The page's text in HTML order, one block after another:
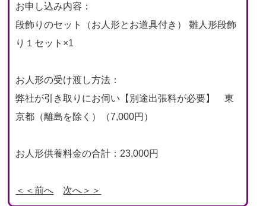
お申し込み内容：
段飾りのセット（お人形とお道具付き） 雛人形段飾
り１セット×1
お人形の受け渡し方法：
弊社が引き取りにお伺い【別途出張料が必要】 東
京都（離島を除く）（7,000円）
お人形供養料金の合計：23,000円
＜＜前へ 次へ＞＞